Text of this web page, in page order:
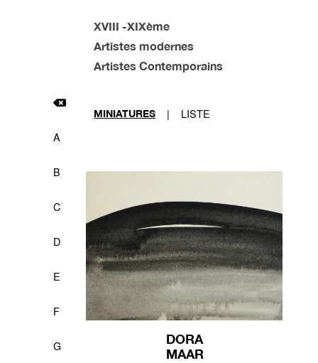
A
B
C
D
E
F
G
XVIII -XIXème
Artistes modernes
Artistes Contemporains
MINIATURES | LISTE
DORA
MAAR